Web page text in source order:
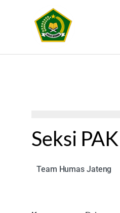
Seksi
Team Humas Jateng